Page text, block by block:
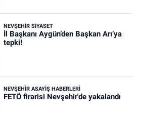
NEVŞEHIR SIYASET
İl Başkanı Aygün’den Başkan Arı’ya
tepki!
NEVŞEHIR ASAYIŞ HABERLERI
FETÖ firarisi Nevşehir'de yakalandı